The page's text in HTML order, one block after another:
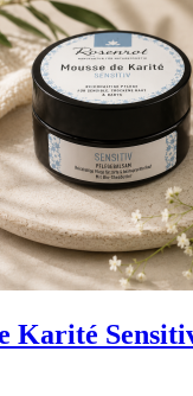
Karité